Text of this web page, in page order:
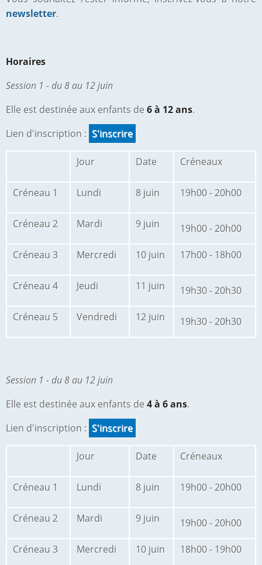
newsletter.
Horaires
Session 1 - du 8 au 12 juin
Elle est destinée aux enfants de6 à 12 ans.
Lien d'inscription : S'inscrire
Jour Date Créneaux
Créneau 1 Lundi 8 juin 19h00 - 20h00
Créneau 2 Mardi 9 juin 19h00 - 20h00
Créneau 3 Mercredi 10 juin 17h00 - 18h00
Créneau 4 Jeudi 11 juin 19h30 - 20h30
Créneau 5 Vendredi 12 juin 19h30 - 20h30
Session 1 - du 8 au 12 juin
Elle est destinée aux enfants de4 à 6 ans.
Lien d'inscription : S'inscrire
Jour Date Créneaux
Créneau 1 Lundi 8 juin 19h00 - 20h00
Créneau 2 Mardi 9 juin 19h00 - 20h00
Créneau 3 Mercredi 10 juin 18h00 - 19h00